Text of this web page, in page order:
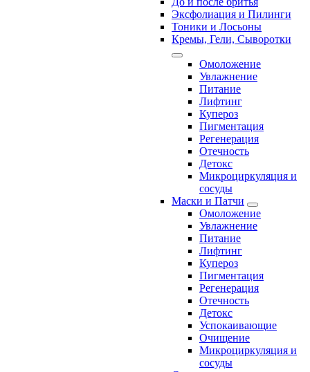
Эксфолиация и Пилинги
Тоники и Лосьоны
Кремы, Гели, Сыворотки
Омоложение
Увлажнение
Питание
Лифтинг
Купероз
Пигментация
Регенерация
Отечность
Детокс
Микроциркуляция и
сосуды
Маски и Патчи
Омоложение
Увлажнение
Питание
Лифтинг
Купероз
Пигментация
Регенерация
Отечность
Детокс
Успокаивающие
Очищение
Микроциркуляция и
сосуды